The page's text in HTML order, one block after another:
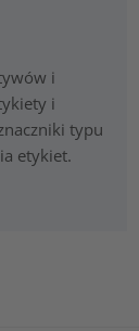
i
i
typu
etykiet.